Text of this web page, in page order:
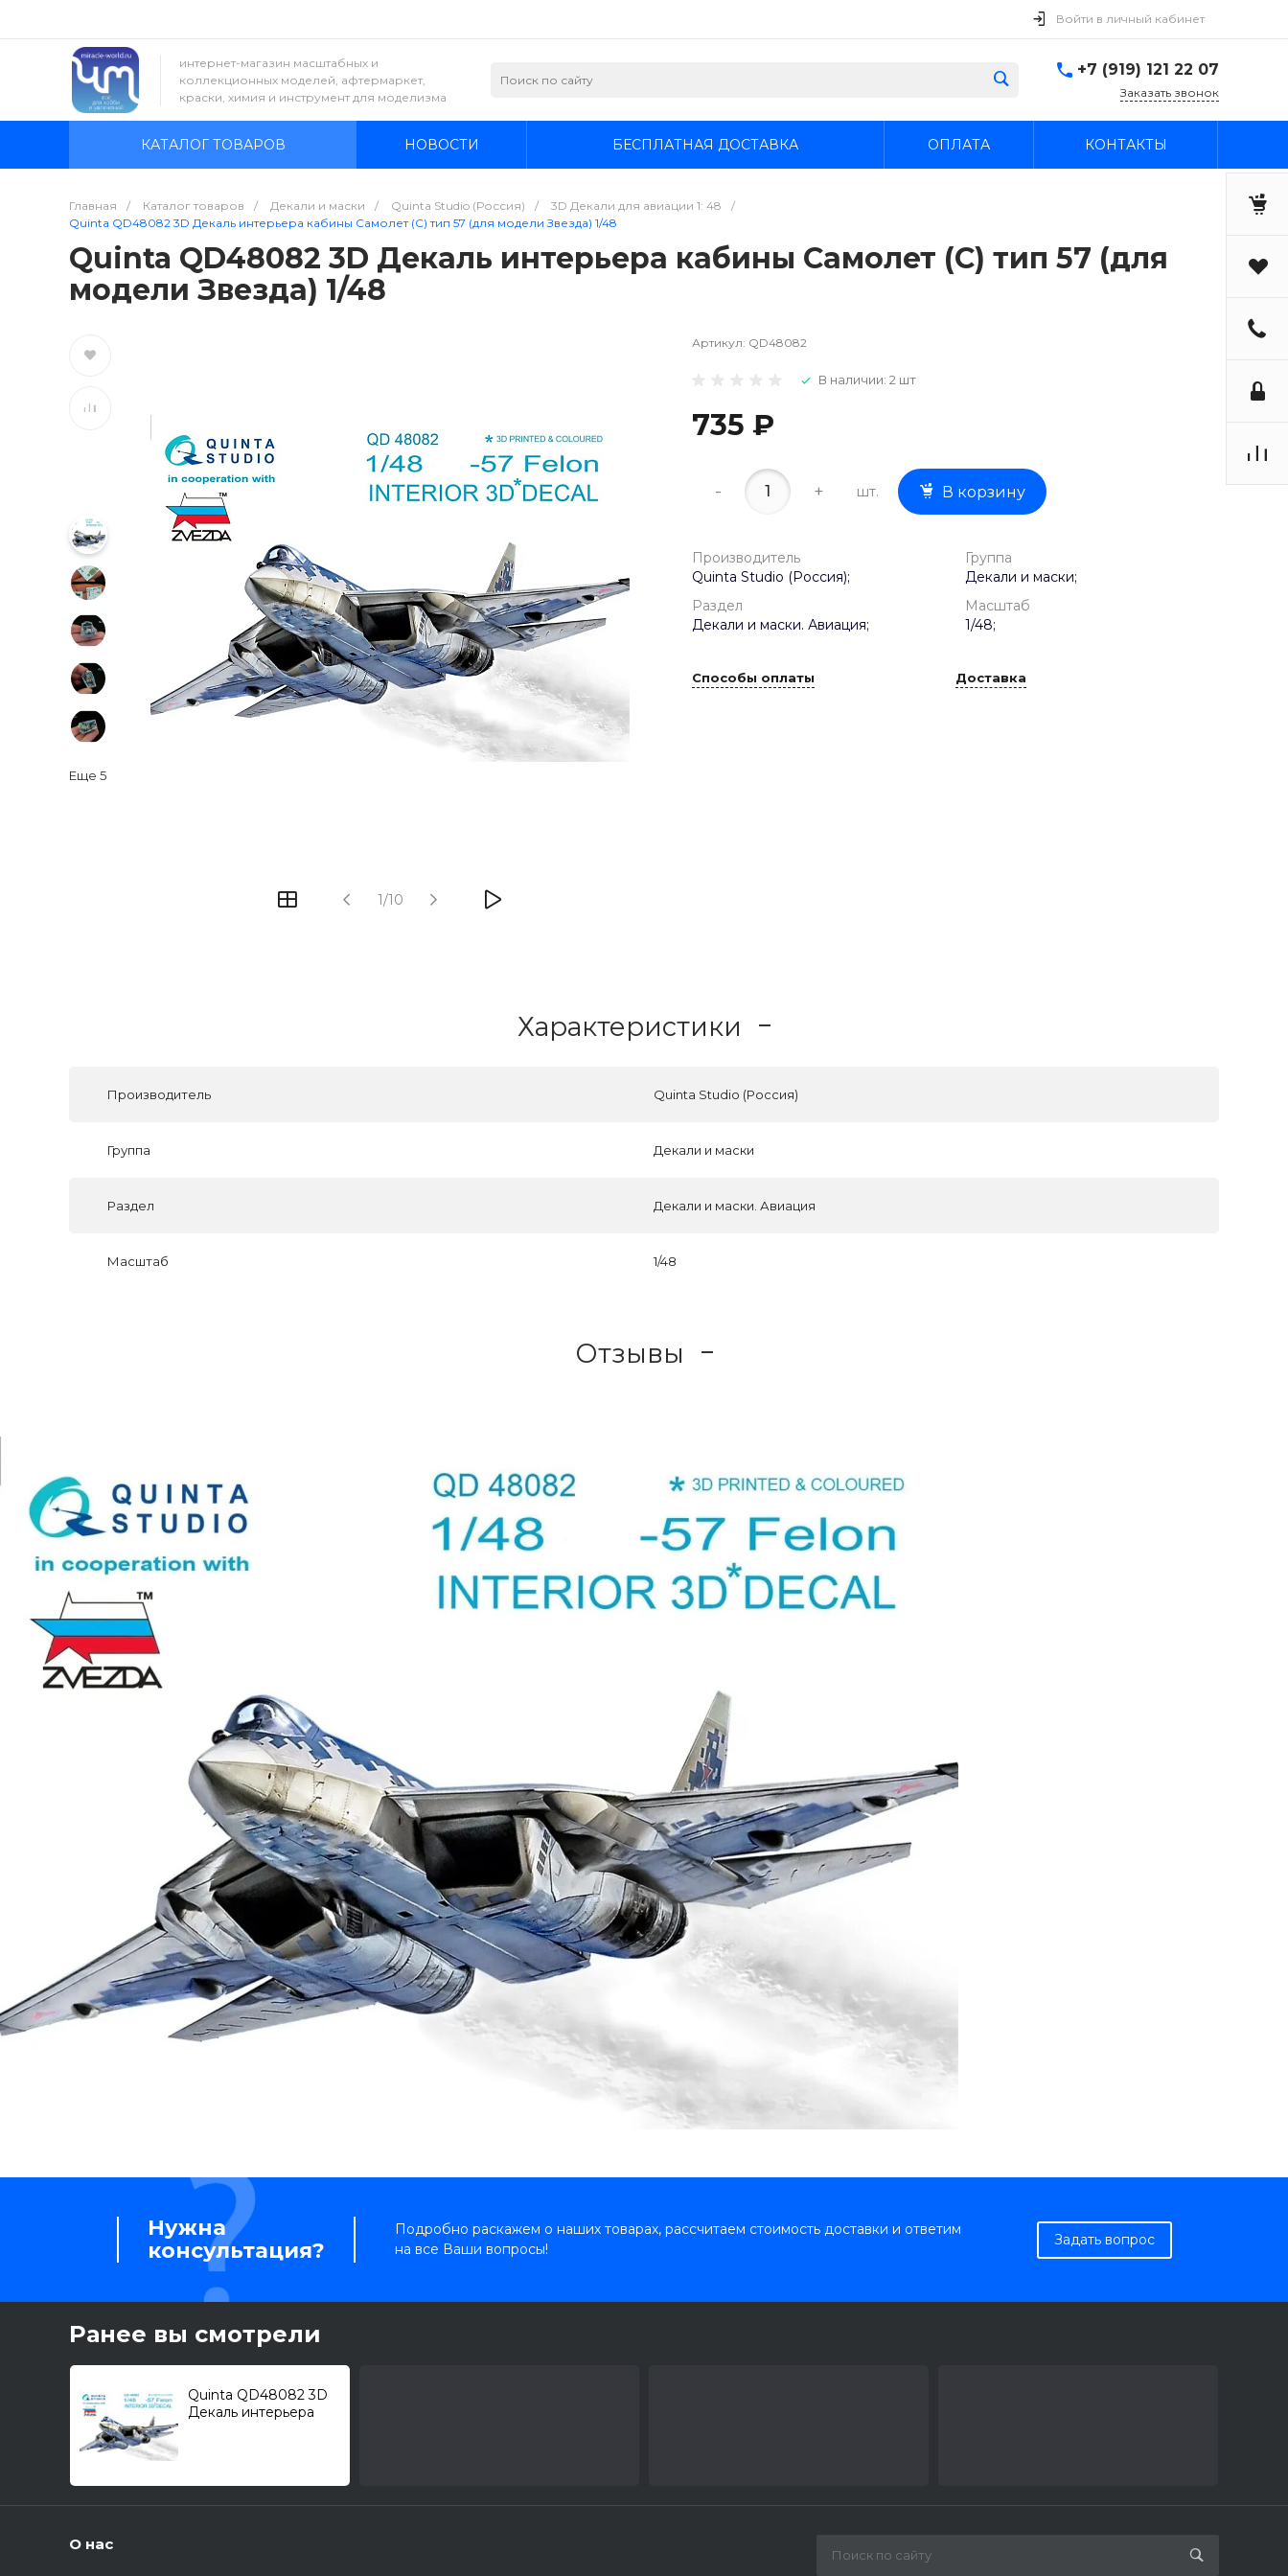
Войти в личный кабинет
интернет-магазин масштабных и
коллекционных моделей, афтермаркет,
краски, химия и инструмент для моделизма
+7 (919) 121 22 07
Заказать звонок
КАТАЛОГ ТОВАРОВ НОВОСТИ БЕСПЛАТНАЯ ДОСТАВКА ОПЛАТА КОНТАКТЫ
Главная / Каталог товаров / Декали и маски / Quinta Studio (Россия) / 3D Декали для авиации 1: 48
/
Quinta QD48082 3D Декаль интерьера кабины Самолет (С) тип 57 (для модели Звезда) 1/48
Quinta QD48082 3D Декаль интерьера кабины Самолет (С) тип 57 (для
модели Звезда) 1/48
Еще 5
1/10
Артикул: QD48082
В наличии: 2 шт
735 ₽
- + шт. В корзину
Производитель
Quinta Studio (Россия);
Группа
Декали и маски;
Раздел
Декали и маски. Авиация;
Масштаб
1/48;
Способы оплаты Доставка
Характеристики
Производитель Quinta Studio (Россия)
Группа Декали и маски
Раздел Декали и маски. Авиация
Масштаб 1/48
Отзывы
Нужна
консультация?
Подробно раскажем о наших товарах, рассчитаем стоимость доставки и ответим
на все Ваши вопросы!
Задать вопрос
Ранее вы смотрели
Quinta QD48082 3D
Декаль интерьера
О нас